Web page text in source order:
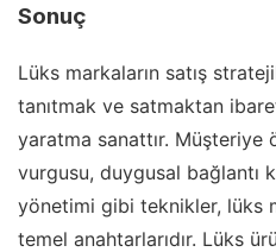
Sonuç
Lüks markaların satış
tanıtmak ve satmaktan
yaratma sanattır. Müşteriye
vurgusu, duygusal bağlantı
yönetimi gibi teknikler, lüks
temel anahtarlarıdır. Lüks